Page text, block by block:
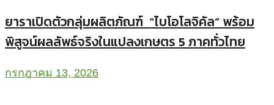
ยาราเปิดตัวกลุ่มผลิตภัณฑ์ “ไบโอโลจิคัล” พร้อม
พิสูจน์ผลลัพธ์จริงในแปลงเกษตร 5 ภาคทั่วไทย
กรกฎาคม 13, 2026